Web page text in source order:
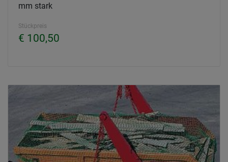
mm stark
Stückpreis
€ 100,50